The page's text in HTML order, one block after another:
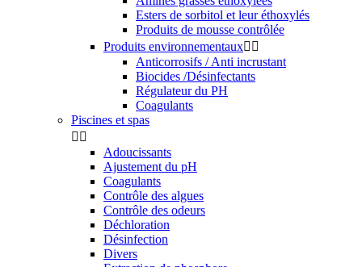
Esters de sorbitol et leur éthoxylés
Produits de mousse contrôlée
Produits environnementaux 
Anticorrosifs / Anti incrustant
Biocides /Désinfectants
Régulateur du PH
Coagulants
Piscines et spas
 
Adoucissants
Ajustement du pH
Coagulants
Contrôle des algues
Contrôle des odeurs
Déchloration
Désinfection
Divers